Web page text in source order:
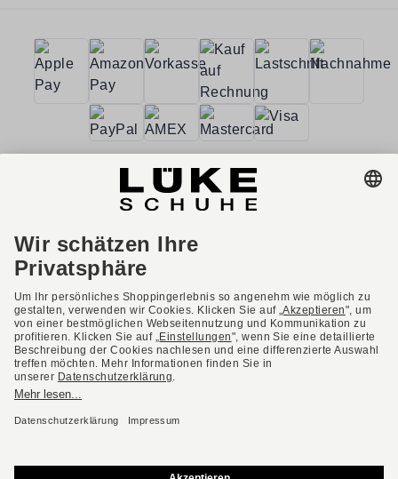
AGB Barrierefreiheit
Impressum
Datenschutzerklärung
Datenschutzeinstellungen